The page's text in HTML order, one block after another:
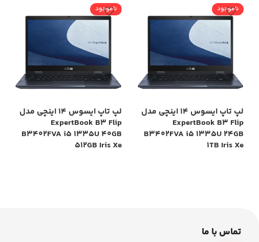
ناموجود
لپ تاپ ایسوس 14 اینچی مدل
ExpertBook B3 Flip
B3402FVA i5 1335U 24GB
1TB Iris Xe
ناموجود
لپ تاپ ایسوس 14 اینچی مدل
ExpertBook B3 Flip
B3402FVA i5 1335U 40GB
512GB Iris Xe
تماس با ما